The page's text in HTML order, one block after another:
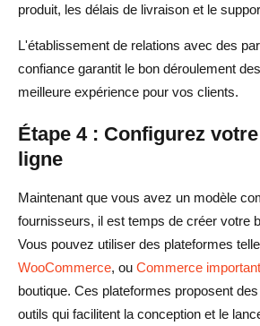
produit, les délais de livraison et le
L'établissement de relations avec des
confiance garantit le bon déroulement
meilleure expérience pour vos clients.
Étape 4 : Configurez
ligne
Maintenant que vous avez un modèle
fournisseurs, il est temps de créer votre
Vous pouvez utiliser des plateformes
WooCommerce, ou Commerce important
boutique. Ces plateformes proposent
outils qui facilitent la conception et le